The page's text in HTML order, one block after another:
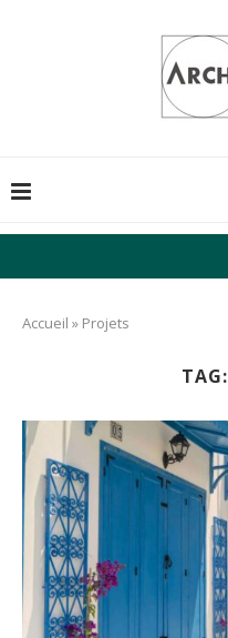
Accueil » Projets
TAG: